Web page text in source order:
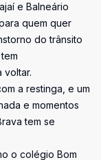
e Balneário
quem quer
do trânsito
voltar.
a restinga, e um
e momentos
tem se
o colégio Bom